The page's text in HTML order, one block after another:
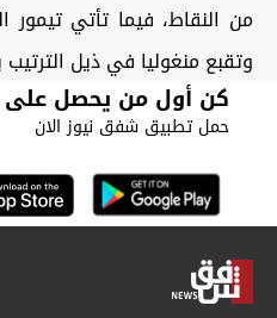
من النقاط، فيما تأتي تيمور
وتقبع منغوليا في ذيل
كن أول من يحصل على
حمل تطبيق شفق نيوز الان